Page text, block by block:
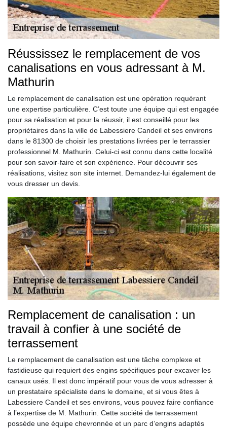
Réussissez le remplacement de vos
canalisations en vous adressant à M.
Mathurin
Le remplacement de canalisation est une opération requérant
une expertise particulière. C’est toute une équipe qui est engagée
pour sa réalisation et pour la réussir, il est conseillé pour les
propriétaires dans la ville de Labessiere Candeil et ses environs
dans le 81300 de choisir les prestations livrées per le terrassier
professionnel M. Mathurin. Celui-ci est connu dans cette localité
pour son savoir-faire et son expérience. Pour découvrir ses
réalisations, visitez son site internet. Demandez-lui également de
vous dresser un devis.
Remplacement de canalisation : un
travail à confier à une société de
terrassement
Le remplacement de canalisation est une tâche complexe et
fastidieuse qui requiert des engins spécifiques pour excaver les
canaux usés. Il est donc impératif pour vous de vous adresser à
un prestataire spécialiste dans le domaine, et si vous êtes à
Labessiere Candeil et ses environs, vous pouvez faire confiance
à l’expertise de M. Mathurin. Cette société de terrassement
possède une équipe chevronnée et un parc d’engins adaptés